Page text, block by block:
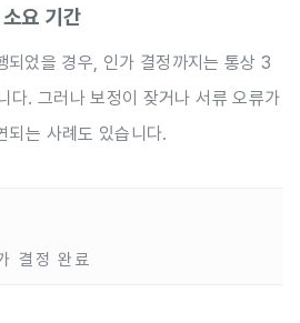
요 기간
되었을 경우, 인가 결정까지는 통상 3
다. 그러나 보정이 잦거나 서류 오류가
되는 사례도 있습니다.
결정 완료